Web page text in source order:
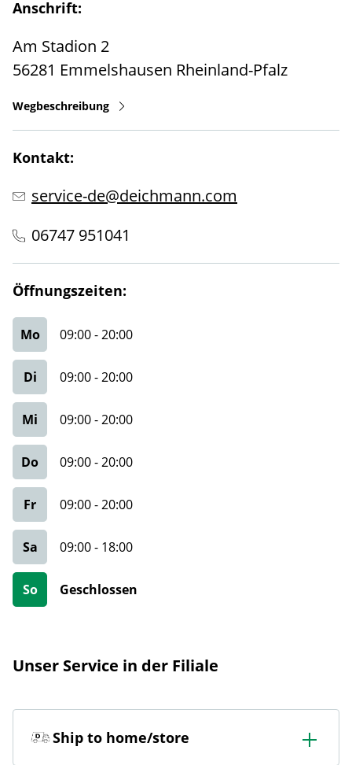
Anschrift:
Am Stadion 2
56281 Emmelshausen Rheinland-Pfalz
Wegbeschreibung
Kontakt:
service-de@deichmann.com
06747 951041
Öffnungszeiten:
Mo 09:00-20:00
Di 09:00-20:00
Mi 09:00-20:00
Do 09:00-20:00
Fr 09:00-20:00
Sa 09:00- 18:00
So Geschlossen
Unser Service in der Filiale
Ship to home/store